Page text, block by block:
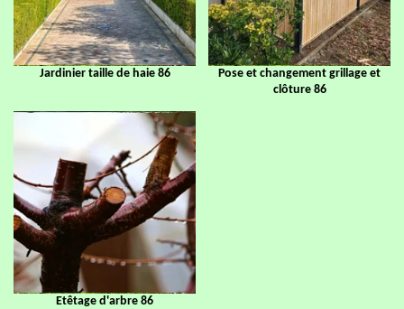
Jardinier taille de haie 86
Pose et changement grillage et
clôture 86
Etêtage d'arbre 86